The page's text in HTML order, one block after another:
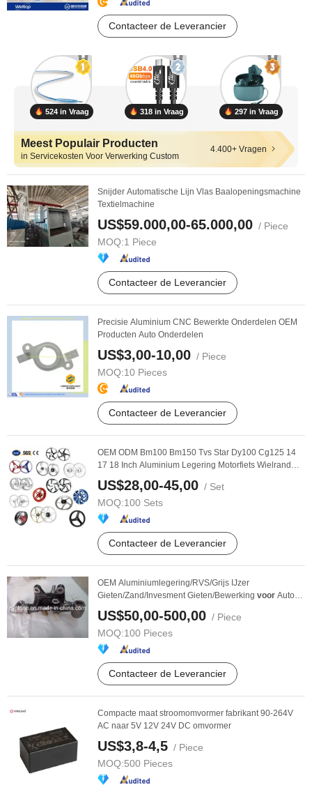
Contacteer de Leverancier
524 in Vraag 318 in Vraag 297 in Vraag
Meest Populair Producten
in Servicekosten Voor Verwerking Custom
4.400+ Vragen
Snijder Automatische Lijn Vlas Baalopeningsmachine
Textielmachine
US$59.000,00-65.000,00 / Piece
MOQ:1 Piece
Contacteer de Leverancier
Precisie Aluminium CNC Bewerkte Onderdelen OEM
Producten Auto Onderdelen
US$3,00-10,00 / Piece
MOQ:10 Pieces
Contacteer de Leverancier
OEM ODM Bm100 Bm150 Tvs Star Dy100 Cg125 14
17 18 Inch Aluminium Legering Motorfiets Wielrand
US$28,00-45,00 / Set
MOQ:100 Sets
Contacteer de Leverancier
OEM Aluminiumlegering/RVS/Grijs IJzer
Gieten/Zand/Invesment Gieten/Bewerking voor Auto
Onderdelen
US$50,00-500,00 / Piece
MOQ:100 Pieces
Contacteer de Leverancier
Compacte maat stroomomvormer fabrikant 90-264V
AC naar 5V 12V 24V DC omvormer
US$3,8-4,5 / Piece
MOQ:500 Pieces